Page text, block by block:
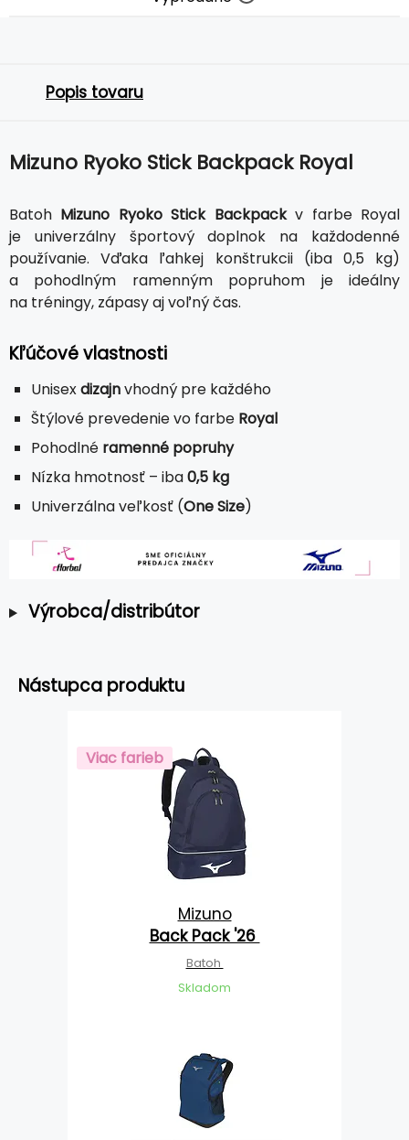
Popis tovaru
Mizuno Ryoko Stick Backpack Royal
Batoh Mizuno Ryoko Stick Backpackv farbe Royal
je univerzálny športový doplnok na každodenné
používanie. Vďaka ľahkej konštrukcii (iba 0,5 kg)
a pohodlným ramenným popruhom je ideálny
na tréningy, zápasy aj voľný čas.
Kľúčové vlastnosti
Unisexdizajnvhodný pre každého
Štýlové prevedenie vo farbe Royal
Pohodlné ramenné popruhy
Nízka hmotnosť – iba0,5 kg
Univerzálna veľkosť (One Size)
Výrobca/distribútor
Nástupca produktu
Viac farieb
Mizuno
Back Pack '26
Batoh
Skladom